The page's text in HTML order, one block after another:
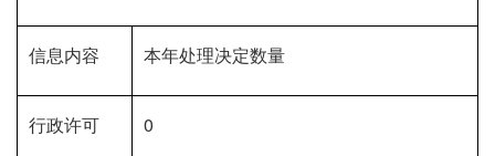
信息内容 本年处理决定数量
行政许可 0